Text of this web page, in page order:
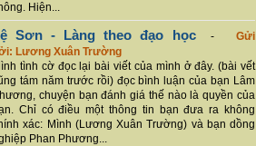
Hiện...
Sơn - Làng theo đạo học-Gửi
Lương Xuân Trường
tình cờ đọc lại bài viết của mình ở đây. (bài vết
tám năm trước rồi) đọc bình luận của bạn Lâm
chuyện bạn đánh giá thế nào là quyền của
Chỉ có điều một thông tin bạn đưa ra không
xác: Mình (Lương Xuân Trường) và bạn dồng
Phan Phương...